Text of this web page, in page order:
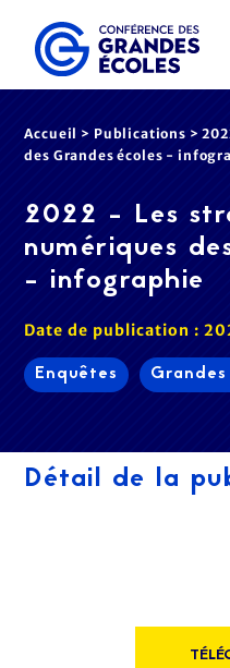
Accueil > Publications >
des Grandes écoles -
2022 - Les
numériques
- infographie
Date de publication :
Enquêtes
Détail de la